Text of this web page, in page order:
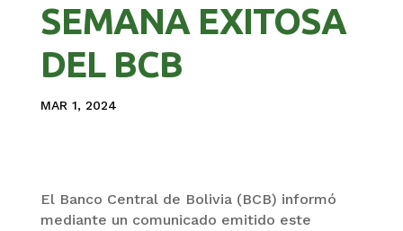
SEMANA EXITOSA
DEL BCB
MAR 1, 2024
El Banco Central de Bolivia (BCB) informó
mediante un comunicado emitido este